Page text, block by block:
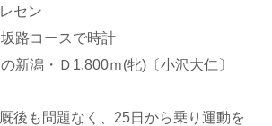
セン
路コースで時計
新潟・Ｄ1,800ｍ(牝)〔小沢大仁〕
後も問題なく、25日から乗り運動を